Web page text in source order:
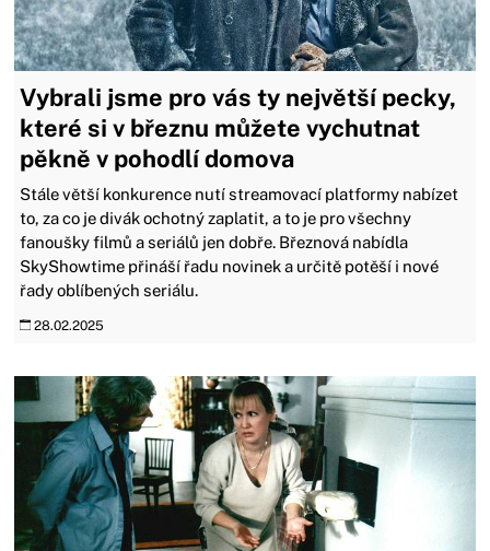
Vybrali jsme pro vás ty největší pecky,
které si v březnu můžete vychutnat
pěkně v pohodlí domova
Stále větší konkurence nutí streamovací platformy nabízet
to, za co je divák ochotný zaplatit, a to je pro všechny
fanoušky filmů a seriálů jen dobře. Březnová nabídla
SkyShowtime přináší řadu novinek a určitě potěší i nové
řady oblíbených seriálu.
28.02.2025